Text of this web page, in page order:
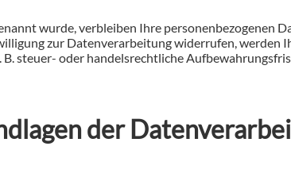
wurde, verbleiben Ihre personenbezogenen
zur Datenverarbeitung widerrufen, werden
steuer- oder handelsrechtliche
der